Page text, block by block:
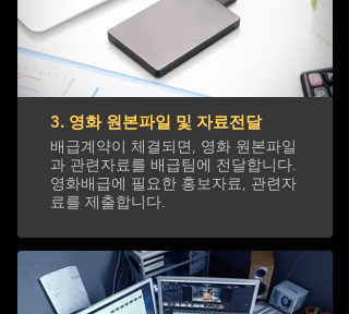
3. 영화 원본파일 및 자료전달
배급계약이 체결되면, 영화 원본파일
과 관련자료를 배급팀에 전달합니다.
영화배급에 필요한 홍보자료, 관련자
료를 제출합니다.